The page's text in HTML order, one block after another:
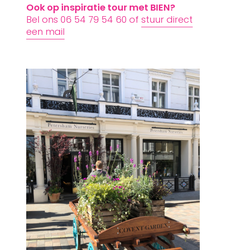
Ook op inspiratie tour met BIEN?
Bel ons 06 54 79 54 60 ofstuur direct
een mail